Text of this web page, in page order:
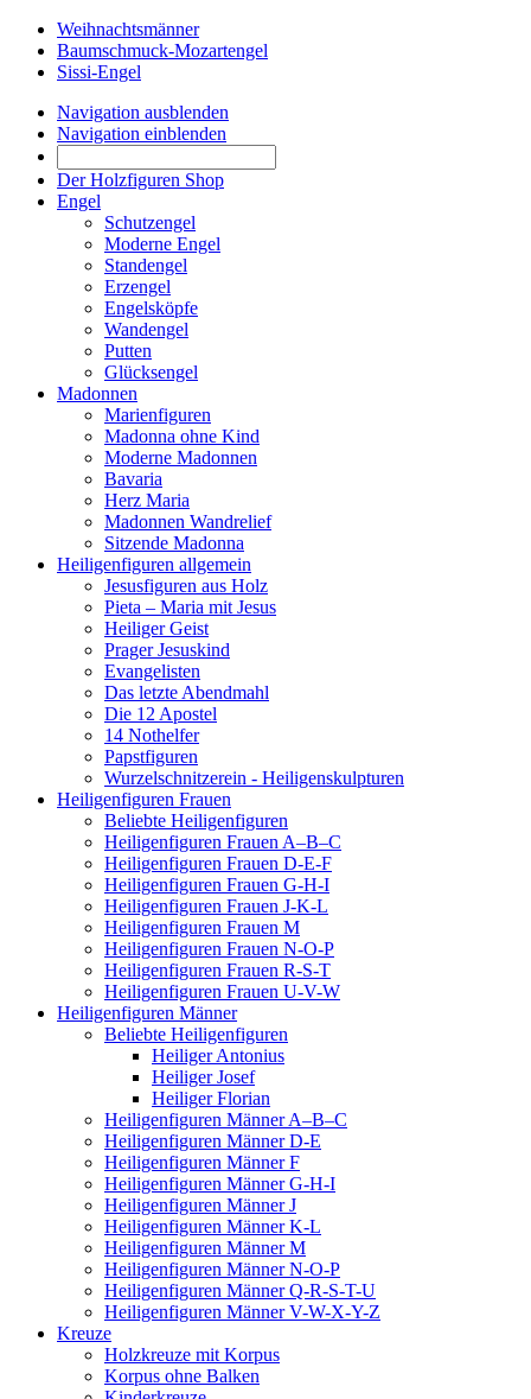
Weihnachtsmänner
Baumschmuck-Mozartengel
Sissi-Engel
Navigation ausblenden
Navigation einblenden
Der Holzfiguren Shop
Engel
Schutzengel
Moderne Engel
Standengel
Erzengel
Engelsköpfe
Wandengel
Putten
Glücksengel
Madonnen
Marienfiguren
Madonna ohne Kind
Moderne Madonnen
Bavaria
Herz Maria
Madonnen Wandrelief
Sitzende Madonna
Heiligenfiguren allgemein
Jesusfiguren aus Holz
Pieta – Maria mit Jesus
Heiliger Geist
Prager Jesuskind
Evangelisten
Das letzte Abendmahl
Die 12 Apostel
14 Nothelfer
Papstfiguren
Wurzelschnitzerein - Heiligenskulpturen
Heiligenfiguren Frauen
Beliebte Heiligenfiguren
Heiligenfiguren Frauen A–B–C
Heiligenfiguren Frauen D-E-F
Heiligenfiguren Frauen G-H-I
Heiligenfiguren Frauen J-K-L
Heiligenfiguren Frauen M
Heiligenfiguren Frauen N-O-P
Heiligenfiguren Frauen R-S-T
Heiligenfiguren Frauen U-V-W
Heiligenfiguren Männer
Beliebte Heiligenfiguren
Heiliger Antonius
Heiliger Josef
Heiliger Florian
Heiligenfiguren Männer A–B–C
Heiligenfiguren Männer D-E
Heiligenfiguren Männer F
Heiligenfiguren Männer G-H-I
Heiligenfiguren Männer J
Heiligenfiguren Männer K-L
Heiligenfiguren Männer M
Heiligenfiguren Männer N-O-P
Heiligenfiguren Männer Q-R-S-T-U
Heiligenfiguren Männer V-W-X-Y-Z
Kreuze
Holzkreuze mit Korpus
Korpus ohne Balken